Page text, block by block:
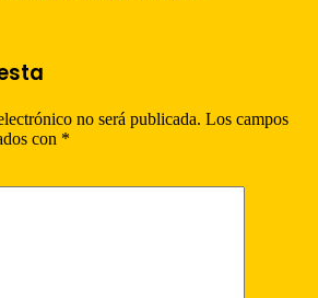
no será publicada. Los campos
con *